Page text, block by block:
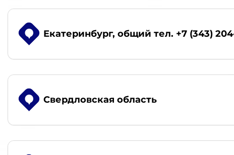
Екатеринбург, общий тел. +7 (343)
Свердловская область